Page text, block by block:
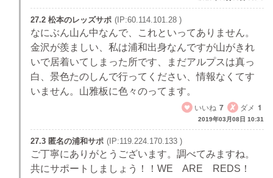
27.2 松本のレッズサポ (IP:60.114.101.28 )
なにぶん山ん中なんで、これといってありません。
金沢が羨ましい、私は浦和出身なんですが山がきれ
いで居着いてしまった所です、まだアルプスは真っ
白、景色たのしんで行ってください、情報なくてす
いません。山雅板に色々のってます。
いいね 7 ダメ 1
2019年03月08日 10:31
27.3 匿名の浦和サポ (IP:119.224.170.133 )
ご丁寧にありがとうございます。調べてみますね。
共にサポートしましょう！！WE ARE REDS！